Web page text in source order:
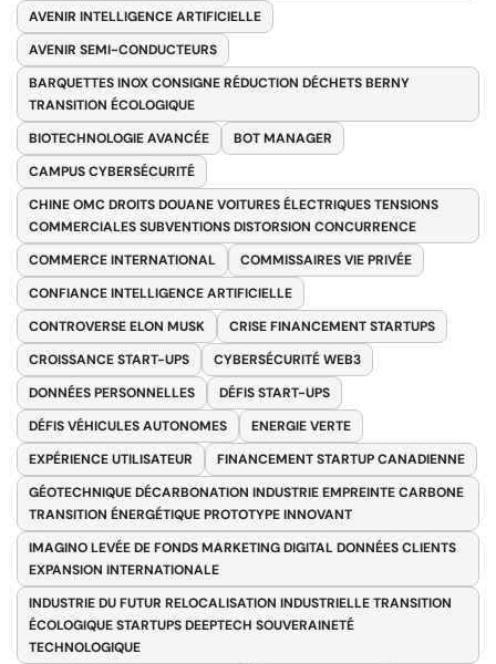
AVENIR INTELLIGENCE ARTIFICIELLE
AVENIR SEMI-CONDUCTEURS
BARQUETTES INOX CONSIGNE RÉDUCTION DÉCHETS BERNY
TRANSITION ÉCOLOGIQUE
BIOTECHNOLOGIE AVANCÉE
BOT MANAGER
CAMPUS CYBERSÉCURITÉ
CHINE OMC DROITS DOUANE VOITURES ÉLECTRIQUES TENSIONS
COMMERCIALES SUBVENTIONS DISTORSION CONCURRENCE
COMMERCE INTERNATIONAL
COMMISSAIRES VIE PRIVÉE
CONFIANCE INTELLIGENCE ARTIFICIELLE
CONTROVERSE ELON MUSK
CRISE FINANCEMENT STARTUPS
CROISSANCE START-UPS
CYBERSÉCURITÉ WEB3
DONNÉES PERSONNELLES
DÉFIS START-UPS
DÉFIS VÉHICULES AUTONOMES
ENERGIE VERTE
EXPÉRIENCE UTILISATEUR
FINANCEMENT STARTUP CANADIENNE
GÉOTECHNIQUE DÉCARBONATION INDUSTRIE EMPREINTE CARBONE
TRANSITION ÉNERGÉTIQUE PROTOTYPE INNOVANT
IMAGINO LEVÉE DE FONDS MARKETING DIGITAL DONNÉES CLIENTS
EXPANSION INTERNATIONALE
INDUSTRIE DU FUTUR RELOCALISATION INDUSTRIELLE TRANSITION
ÉCOLOGIQUE STARTUPS DEEPTECH SOUVERAINETÉ
TECHNOLOGIQUE